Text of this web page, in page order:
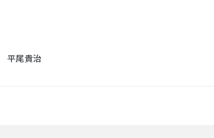
平尾貴治